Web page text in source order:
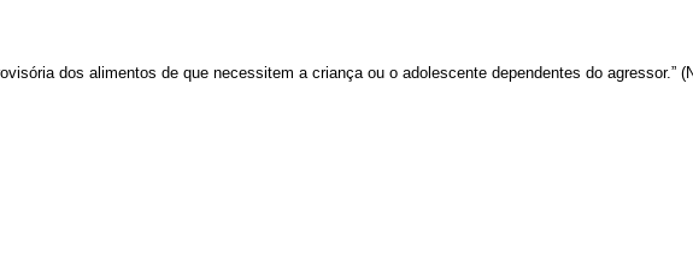
dos alimentos de que necessitem a criança ou o adolescente dependentes do agressor.”